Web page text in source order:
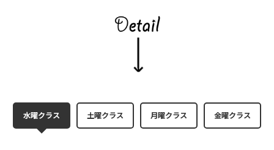
水曜クラス 土曜クラス 月曜クラス 金曜クラス